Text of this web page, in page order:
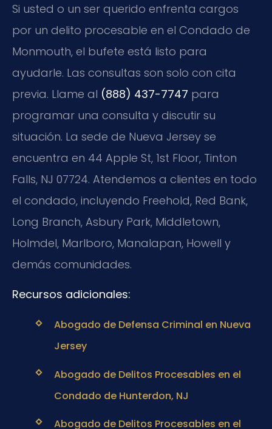
Si usted o un ser querido enfrenta cargos
por un delito procesable en el Condado de
Monmouth, el bufete está listo para
ayudarle. Las consultas son solo con cita
previa. Llame al (888) 437-7747 para
programar una consulta y discutir su
situación. La sede de Nueva Jersey se
encuentra en 44 Apple St, 1st Floor, Tinton
Falls, NJ 07724. Atendemos a clientes en todo
el condado, incluyendo Freehold, Red Bank,
Long Branch, Asbury Park, Middletown,
Holmdel, Marlboro, Manalapan, Howell y
demás comunidades.
Recursos adicionales:
Abogado de Defensa Criminal en Nueva
Jersey
Abogado de Delitos Procesables en el
Condado de Hunterdon, NJ
Abogado de Delitos Procesables en el